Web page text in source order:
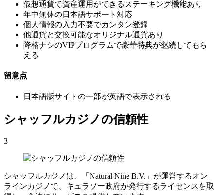
仮想通貨で資産運用ができるステーキング機能あり
年中無休の日本語サポート対応
個人情報の入力不要でカンタン登録
他通貨と交換可能なオリジナル通貨あり
降格ナシのVIPプログラムで豪華特典が継続してもら
える
留意点
日本語版サイトの一部が英語で表示される
シャッフルカジノの信頼性
3
シャッフルカジノは、「Natural Nine B.V.」が運営するオン
ラインカジノで、キュラソー政府が発行するライセンスを取